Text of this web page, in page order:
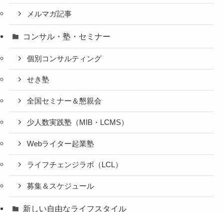
メルマガ記事
コンサル・塾・セミナー
個別コンサルティング
せき塾
全国セミナー＆懇親会
少人数実践塾（MIB・LCMS）
Webライター起業塾
ライフチェンジラボ（LCL）
募集＆スケジュール
新しい自由なライフスタイル